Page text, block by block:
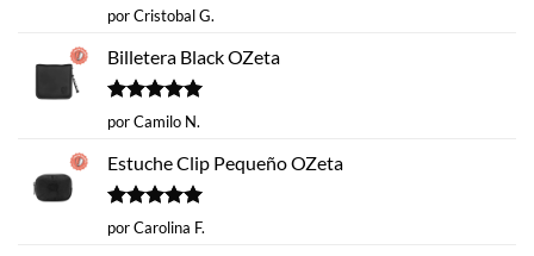
Valorado
con
por Cristobal G.
Billetera Black OZeta
Valorado
con
por Camilo N.
Estuche Clip Pequeño OZeta
Valorado
con
por Carolina F.